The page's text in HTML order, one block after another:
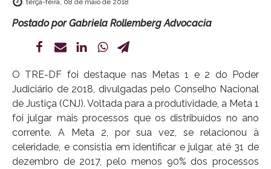
terça-feira, 08 de maio de 2018
Postado porGabriela Rollemberg Advocacia
O TRE-DF foi destaque nas Metas 1 e 2 do Poder
Judiciário de 2018, divulgadas pelo Conselho Nacional
de Justiça (CNJ). Voltada para a produtividade, a Meta 1
foi julgar mais processos que os distribuídos no ano
corrente. A Meta 2, por sua vez, se relacionou à
celeridade, e consistia em identificar e julgar, até 31 de
dezembro de 2017, pelo menos 90% dos processos